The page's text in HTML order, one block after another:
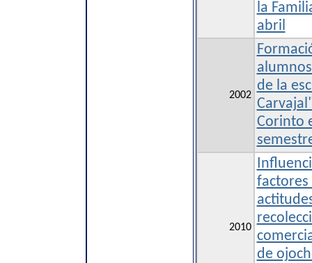
la
abril
2002
de la
Corinto
2010
factores
de